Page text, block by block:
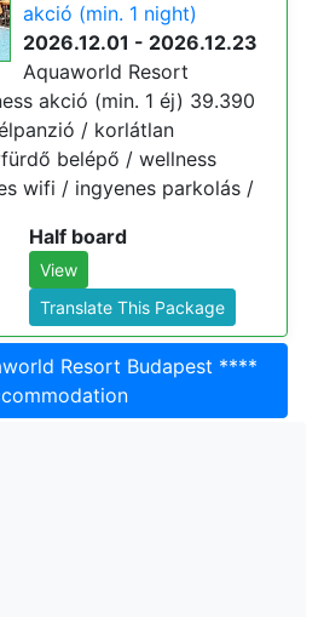
akció (min. 1 night)
2026.12.01 - 2026.12.23
Aquaworld Resort
akció (min. 1 éj) 39.390
/ korlátlan
belépő / wellness
wifi / ingyenes parkolás /
Half board
View
Translate This Package
Resort Budapest ****